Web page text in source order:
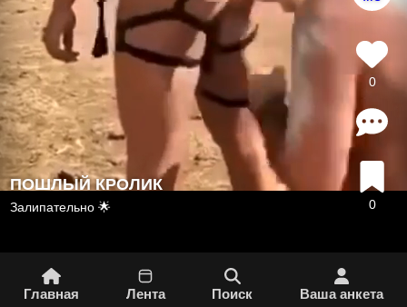
ПОШЛЫЙ КРОЛИК
Залипательно 🌟
0
0
Главная Лента Поиск Вашa aнкета